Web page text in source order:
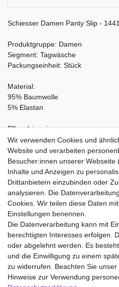
Schiesser Damen Panty Slip -
Produktgruppe: Damen
Segment: Tagwäsche
Packungseinheit: Stück
Material:
95% Baumwolle
5% Elastan
Pflegehinweis:
Waschen bei 40°C, Nicht
bügeln Stufe 1, Nicht chemisch
Wir liefern mit
14 Tage
Impressum
Wir verwenden Cookies und
Website und verarbeiten
Besucher:innen unserer Webseite
Inhalte und Anzeigen zu
Drittanbietern einzubinden oder
analysieren. Die
Cookies. Wir teilen diese Daten
Einstellungen benennen.
Die Datenverarbeitung kann mit
berechtigten Interesses erfolgen.
oder abgelehnt werden. Es
und die Einwilligung zu einem
zu widerrufen. Beachten Sie unser
Hinweise zur Verwendung